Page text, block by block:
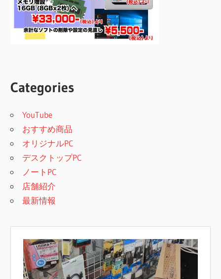
Categories
YouTube
おすすめ商品
オリジナルPC
デスクトップPC
ノートPC
店舗紹介
最新情報